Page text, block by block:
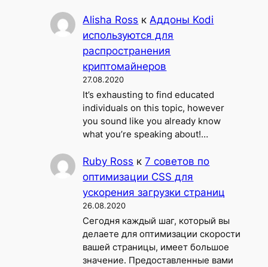
Alisha Ross кАддоны Kodi
используются для
распространения
криптомайнеров
27.08.2020
It’s exhausting to find educated
individuals on this topic, however
you sound like you already know
what you’re speaking about!…
Ruby Ross к7 советов по
оптимизации CSS для
ускорения загрузки страниц
26.08.2020
Сегодня каждый шаг, который вы
делаете для оптимизации скорости
вашей страницы, имеет большое
значение. Предоставленные вами